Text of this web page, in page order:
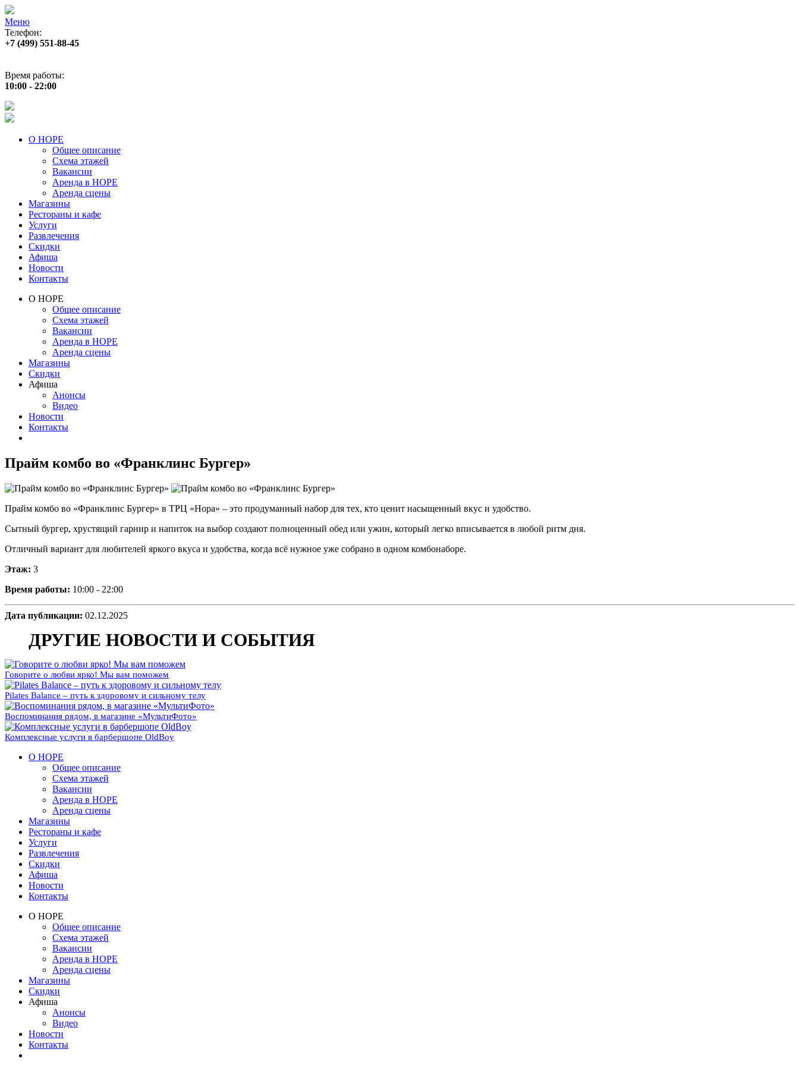
Меню
Телефон:
+7 (499) 551‑88‑45
Время работы:
10:00 - 22:00
О НОРЕ
Общее описание
Схема этажей
Вакансии
Аренда в НОРЕ
Аренда сцены
Магазины
Рестораны и кафе
Услуги
Развлечения
Скидки
Афиша
Новости
Контакты
О НОРЕ
Общее описание
Схема этажей
Вакансии
Аренда в НОРЕ
Аренда сцены
Магазины
Скидки
Афиша
Анонсы
Видео
Новости
Контакты
Прайм комбо во «Франклинс Бургер»
Прайм комбо во «Франклинс Бургер» в ТРЦ «Нора» – это продуманный набор для тех, кто ценит насыщенный вкус и удобство.
Сытный бургер, хрустящий гарнир и напиток на выбор создают полноценный обед или ужин, который легко вписывается в любой ритм дня.
Отличный вариант для любителей яркого вкуса и удобства, когда всё нужное уже собрано в одном комбонаборе.
Этаж: 3
Время работы: 10:00 - 22:00
Дата публикации: 02.12.2025
ДРУГИЕ НОВОСТИ И СОБЫТИЯ
Говорите о любви ярко! Мы вам поможем
Pilates Balance – путь к здоровому и сильному телу
Воспоминания рядом, в магазине «МультиФото»
Комплексные услуги в барбершопе OldBoy
О НОРЕ
Общее описание
Схема этажей
Вакансии
Аренда в НОРЕ
Аренда сцены
Магазины
Рестораны и кафе
Услуги
Развлечения
Скидки
Афиша
Новости
Контакты
О НОРЕ
Общее описание
Схема этажей
Вакансии
Аренда в НОРЕ
Аренда сцены
Магазины
Скидки
Афиша
Анонсы
Видео
Новости
Контакты